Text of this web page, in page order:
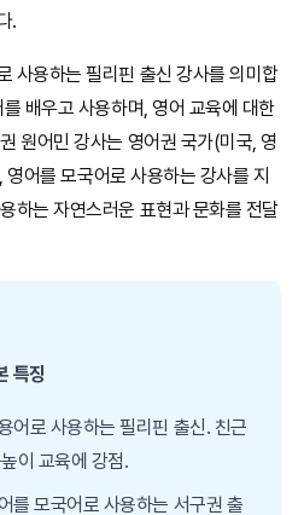
.
사용하는 필리핀 출신 강사를 의미합
배우고 사용하며, 영어 교육에 대한
원어민 강사는 영어권 국가(미국, 영
어를 모국어로 사용하는 강사를 지
하는 자연스러운 표현과 문화를 전달
특징
어로 사용하는 필리핀 출신. 친근
이 교육에 강점.
를 모국어로 사용하는 서구권 출